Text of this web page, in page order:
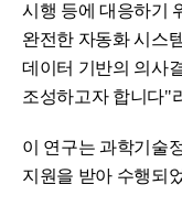
시행 등에 대응하기
완전한 자동화 시스
데이터 기반의 의사
조성하고자 합니다"
이 연구는 과학기술
지원을 받아 수행되